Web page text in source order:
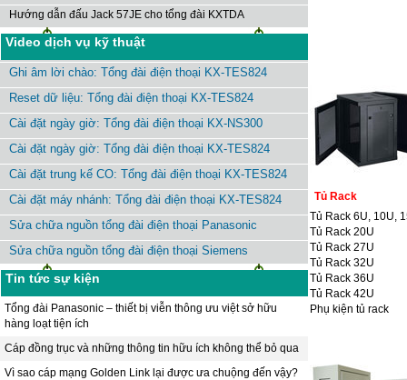
Hướng dẫn đấu Jack 57JE cho tổng đài KXTDA
Video dịch vụ kỹ thuật
Ghi âm lời chào: Tổng đài điện thoại KX-TES824
Reset dữ liệu: Tổng đài điện thoại KX-TES824
Cài đặt ngày giờ: Tổng đài điện thoại KX-NS300
Cài đặt ngày giờ: Tổng đài điện thoại KX-TES824
Cài đặt trung kế CO: Tổng đài điện thoại KX-TES824
Cài đặt máy nhánh: Tổng đài điện thoại KX-TES824
Sửa chữa nguồn tổng đài điện thoại Panasonic
Sửa chữa nguồn tổng đài điện thoại Siemens
Tin tức sự kiện
Tổng đài Panasonic – thiết bị viễn thông ưu việt sở hữu
hàng loạt tiện ích
Cáp đồng trục và những thông tin hữu ích không thể bỏ qua
Vì sao cáp mạng Golden Link lại được ưa chuộng đến vậy?
Tủ Rack
Tủ Rack 6U, 10U,
Tủ Rack 20U
Tủ Rack 27U
Tủ Rack 32U
Tủ Rack 36U
Tủ Rack 42U
Phụ kiện tủ rack